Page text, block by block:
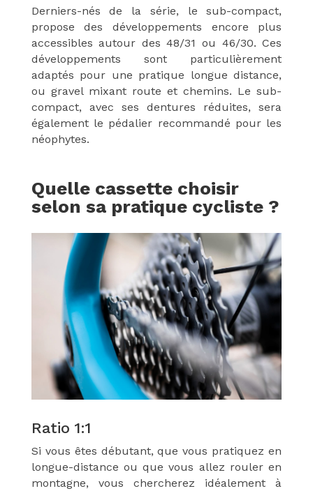
Derniers-nés de la série, le sub-compact,
propose des développements encore plus
accessibles autour des 48/31 ou 46/30. Ces
développements sont particulièrement
adaptés pour une pratique longue distance,
ou gravel mixant route et chemins. Le sub-
compact, avec ses dentures réduites, sera
également le pédalier recommandé pour les
néophytes.
Quelle cassette choisir
selon sa pratique cycliste ?
Ratio 1:1
Si vous êtes débutant, que vous pratiquez en
longue-distance ou que vous allez rouler en
montagne, vous chercherez idéalement à